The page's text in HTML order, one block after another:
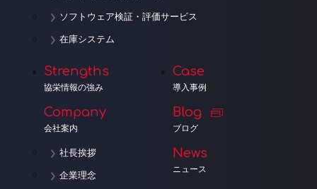
ソフトウェア検証・評価サービス
在庫システム
Strengths
協栄情報の強み
Company
会社案内
社長挨拶
企業理念
Case
導入事例
Blog
ブログ
News
ニュース